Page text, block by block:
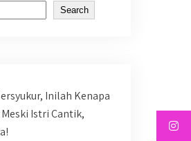
Search
Inilah Kenapa
Istri Cantik,